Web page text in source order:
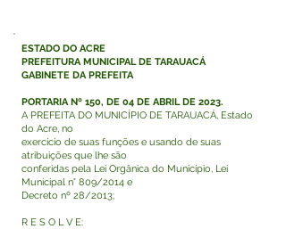
ESTADO DO ACRE
PREFEITURA MUNICIPAL DE TARAUACÁ
GABINETE DA PREFEITA
PORTARIA Nº 150, DE 04 DE ABRIL DE 2023.
A PREFEITA DO MUNICÍPIO DE TARAUACÁ, Estado
do Acre, no
exercício de suas funções e usando de suas
atribuições que lhe são
conferidas pela Lei Orgânica do Município, Lei
Municipal n° 809/2014 e
Decreto nº 28/2013;
R E S O L V E: